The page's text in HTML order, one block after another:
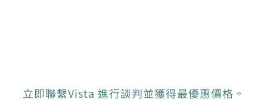
立即聯繫Vista 進行談判並獲得最優惠價格。